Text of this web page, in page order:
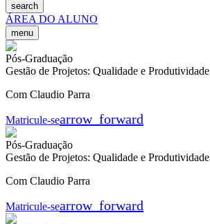
search
ÁREA DO ALUNO
menu
Pós-Graduação
Gestão de Projetos: Qualidade e Produtividade
Com Claudio Parra
Matricule-searrow_forward
Pós-Graduação
Gestão de Projetos: Qualidade e Produtividade
Com Claudio Parra
Matricule-searrow_forward